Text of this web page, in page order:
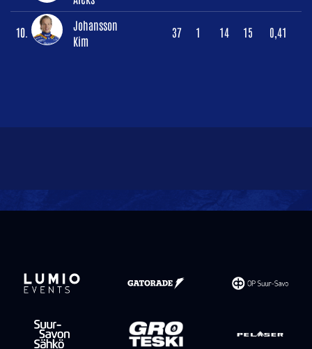
10.
Johansson
Kim
37 1 14 15 0,41